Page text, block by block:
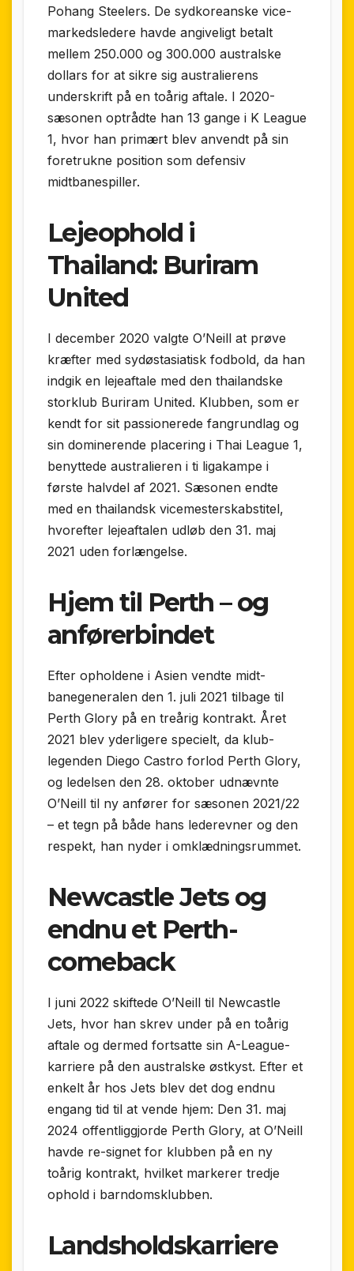
Pohang Steelers. De sydkoreanske vice­
markeds­ledere havde angiveligt betalt
mellem 250.000 og 300.000 australske
dollars for at sikre sig australierens
underskrift på en toårig aftale. I 2020-
sæsonen optrådte han 13 gange i K League
1, hvor han primært blev anvendt på sin
foretrukne position som defensiv
midtbanespiller.
Lejeophold i
Thailand: Buriram
United
I december 2020 valgte O’Neill at prøve
kræfter med sydøstasiatisk fodbold, da han
indgik en lejeaftale med den thailandske
storklub Buriram United. Klubben, som er
kendt for sit passionerede fan­grundlag og
sin dominerende placering i Thai League 1,
benyttede australieren i ti liga­kampe i
første halvdel af 2021. Sæsonen endte
med en thailandsk vice­mesterskabstitel,
hvorefter leje­aftalen udløb den 31. maj
2021 uden forlængelse.
Hjem til Perth – og
anførerbindet
Efter opholdene i Asien vendte midt­
banegeneralen den 1. juli 2021 tilbage til
Perth Glory på en treårig kontrakt. Året
2021 blev yderligere specielt, da klub­
legenden Diego Castro forlod Perth Glory,
og ledelsen den 28. oktober udnævnte
O’Neill til ny anfører for sæsonen 2021/22
– et tegn på både hans lederevner og den
respekt, han nyder i omklædnings­rummet.
Newcastle Jets og
endnu et Perth-
comeback
I juni 2022 skiftede O’Neill til Newcastle
Jets, hvor han skrev under på en toårig
aftale og dermed fortsatte sin A-League-
karriere på den australske østkyst. Efter et
enkelt år hos Jets blev det dog endnu
engang tid til at vende hjem: Den 31. maj
2024 offentliggjorde Perth Glory, at O’Neill
havde re-signet for klubben på en ny
toårig kontrakt, hvilket markerer tredje
ophold i barndomsklubben.
Landsholds­karriere